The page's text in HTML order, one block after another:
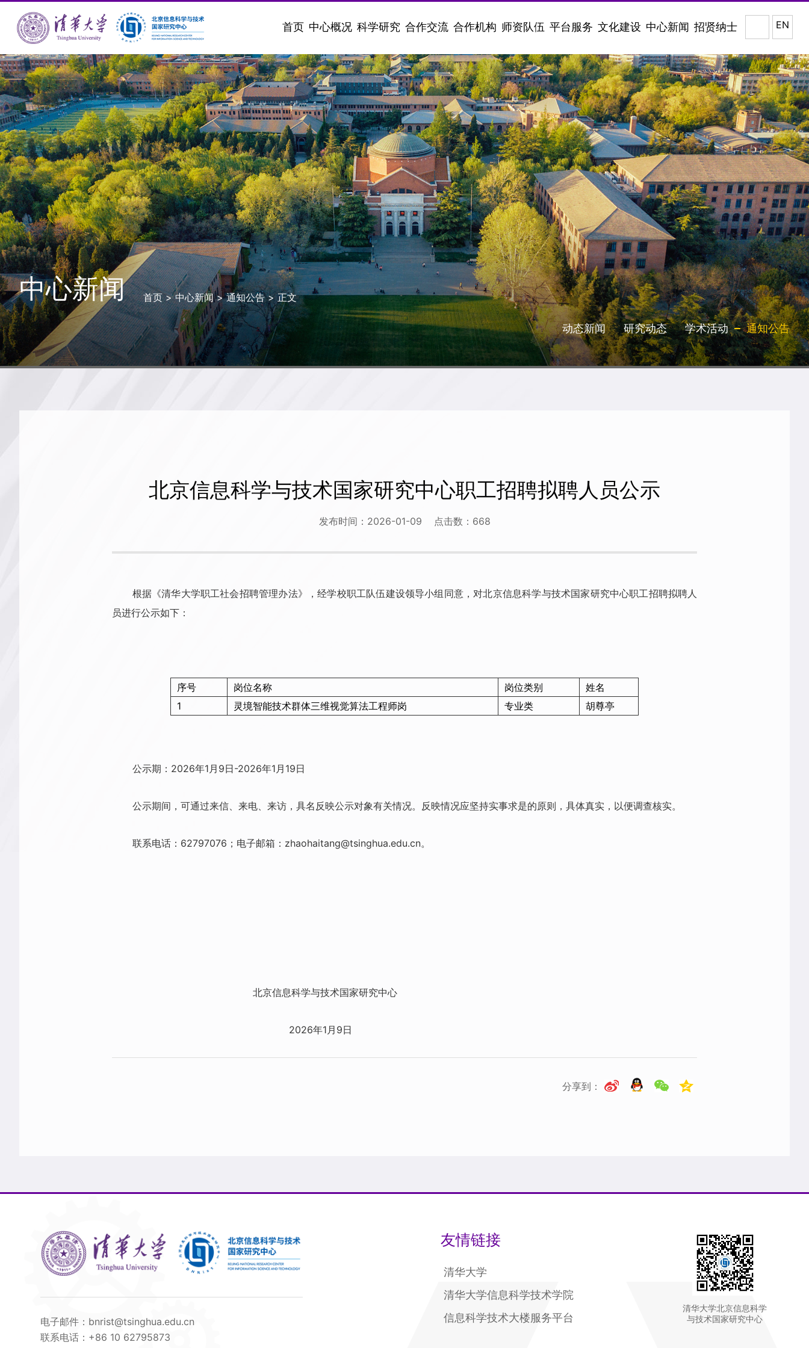
首页 中心概况 科学研究 合作交流 合作机构 师资队伍 平台服务 文化建设 中心新闻 招贤纳士 EN
中心新闻 首页>中心新闻>通知公告> 正文
动态新闻 研究动态 学术活动 通知公告
北京信息科学与技术国家研究中心职工招聘拟聘人员公示
发布时间：2026-01-09 点击数： 668
根据《清华大学职工社会招聘管理办法》，经学校职工队伍建设领导小组同意，对北京信息科学与技术国家研究中心职工招聘拟聘人
员进行公示如下：
序号 岗位名称 岗位类别
姓名
1
灵境智能技术群体三维视觉算法工程师岗 专业类 胡尊亭
公示期：2026年1月9日-2026年1月19日
公示期间，可通过来信、来电、来访，具名反映公示对象有关情况。反映情况应坚持实事求是的原则，具体真实，以便调查核实。
联系电话：62797076；电子邮箱：zhaohaitang@tsinghua.edu.cn。
北京信息科学与技术国家研究中心
2026年1月9日
分享到：
电子邮件：bnrist@tsinghua.edu.cn
联系电话：+86 10 62795873
友情链接
清华大学
清华大学信息科学技术学院
信息科学技术大楼服务平台
清华大学北京信息科学
与技术国家研究中心